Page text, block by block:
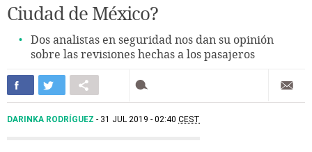
Ciudad de México?
Dos analistas en seguridad nos dan su opinión
sobre las revisiones hechas a los pasajeros
DARINKA RODRÍGUEZ 31 JUL 2019 - 02:40 CEST